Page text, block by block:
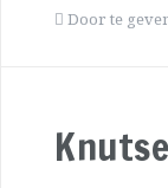
Door te